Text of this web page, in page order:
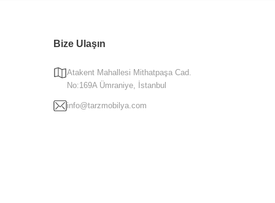
hedeflemektedir. Her aşamada sizi memnun etmek için
Bize Ulaşın
Atakent Mahallesi Mithatpaşa Cad.
No:169A Ümraniye, İstanbul
info@tarzmobilya.com